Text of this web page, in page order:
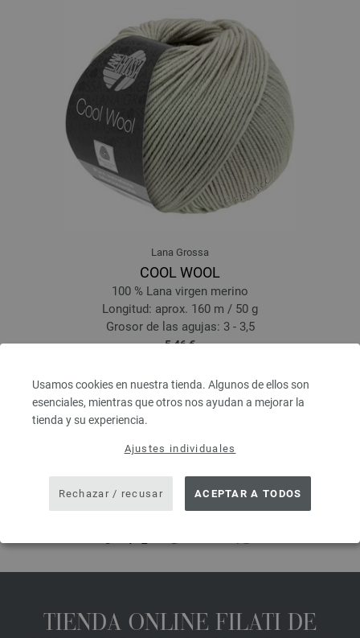
Usamos cookies en nuestra tienda. Algunos de ellos son
esenciales, mientras que otros nos ayudan a mejorar la
tienda y su experiencia.
Ajustes individuales
Rechazar / recusar ACEPTAR A TODOS
Lana Grossa
COOL WOOL
100 % Lana virgen merino
Longitud: aprox. 160 m / 50 g
Grosor de las agujas: 3 - 3,5
5,46 €
prev next
TIENDA ONLINE FILATI DE